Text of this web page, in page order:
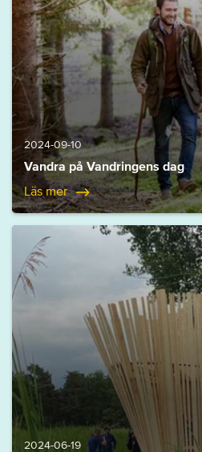
2024-09-10
Vandra på Vandringens dag
Läs mer
2024-06-19